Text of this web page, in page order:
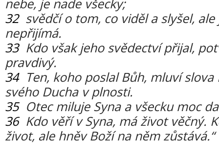
nebe, je nade všecky;
32 svědčí o tom, co viděl a slyšel,
nepřijímá.
33 Kdo však jeho svědectví přijal,
pravdivý.
34 Ten, koho poslal Bůh, mluví
svého Ducha v plnosti.
35 Otec miluje Syna a všecku moc
36 Kdo věří v Syna, má život věčný.
život, ale hněv Boží na něm zůstává.“